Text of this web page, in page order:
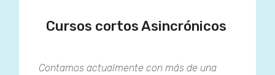
Cursos cortos Asincrónicos
Contamos actualmente con más de una